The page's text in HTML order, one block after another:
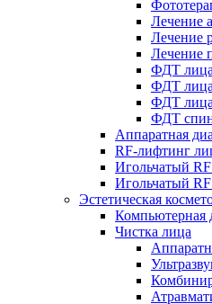
Лечение
Лечение
Лечение
ФДТ лица
ФДТ
ФДТ
ФДТ
Аппаратная
RF-лифтинг
Игольчатый
Игольчатый
Эстетическая
Компьютерная
Чистка лица